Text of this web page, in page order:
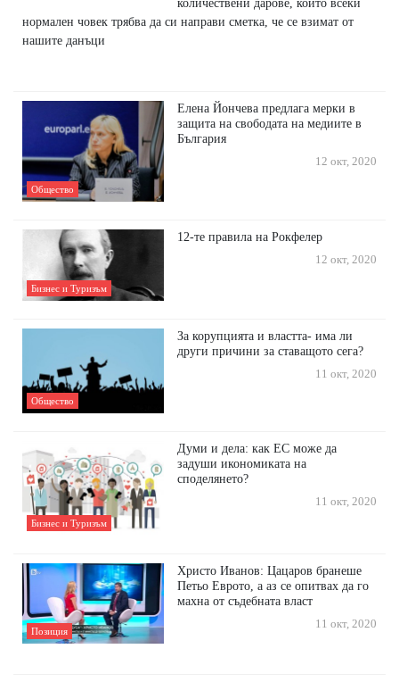
нормален човек трябва да си направи сметка, че се взимат от
нашите данъци
Общество
Елена Йончева предлага мерки в
защита на свободата на медиите в
България
12 окт, 2020
Бизнес и Туризъм
12-те правила на Рокфелер
12 окт, 2020
Общество
За корупцията и властта- има ли
други причини за ставащото сега?
11 окт, 2020
Бизнес и Туризъм
Думи и дела: как ЕС може да
задуши икономиката на
споделянето?
11 окт, 2020
Позиция
Христо Иванов: Цацаров бранеше
Петьо Еврото, а аз се опитвах да го
махна от съдебната власт
11 окт, 2020